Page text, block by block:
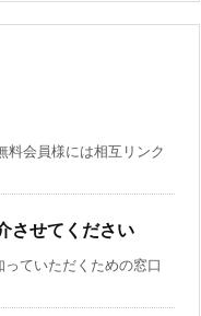
会員様には相互リンク
させてください
ていただくための窓口